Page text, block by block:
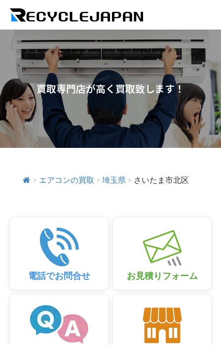
買取専門店が高く買取致します！
> エアコンの買取 > 埼玉県 > さいたま市北区
電話でお問合せ お見積りフォーム